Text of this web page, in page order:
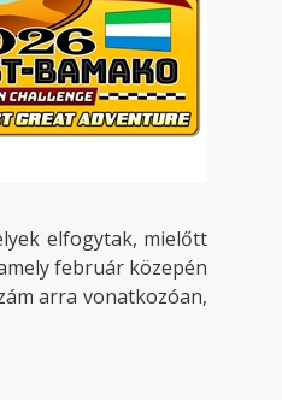
elfogytak, mielőtt
február közepén
arra vonatkozóan,